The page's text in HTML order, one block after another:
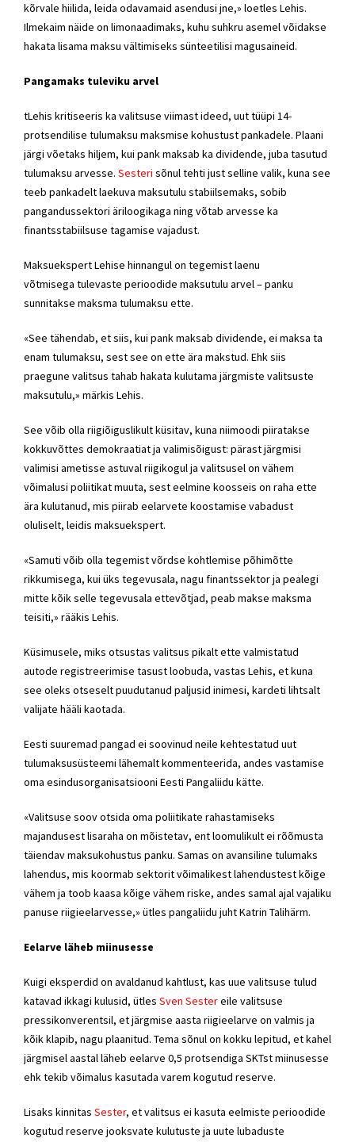
kõrvale hiilida, leida odavamaid asendusi jne,» loetles Lehis.
Ilmekaim näide on limonaadimaks, kuhu suhkru asemel võidakse
hakata lisama maksu vältimiseks sünteetilisi magusaineid.
Pangamaks tuleviku arvel
tLehis kritiseeris ka valitsuse viimast ideed, uut tüüpi 14-
protsendilise tulumaksu maksmise kohustust pankadele. Plaani
järgi võetaks hiljem, kui pank maksab ka dividende, juba tasutud
tulumaksu arvesse. Sesteri sõnul tehti just selline valik, kuna see
teeb pankadelt laekuva maksutulu stabiilsemaks, sobib
pangandussektori äriloogikaga ning võtab arvesse ka
finantsstabiilsuse tagamise vajadust.
Maksuekspert Lehise hinnangul on tegemist laenu
võtmisega tulevaste perioodide maksutulu arvel – panku
sunnitakse maksma tulumaksu ette.
«See tähendab, et siis, kui pank maksab dividende, ei maksa ta
enam tulumaksu, sest see on ette ära makstud. Ehk siis
praegune valitsus tahab hakata kulutama järgmiste valitsuste
maksutulu,» märkis Lehis.
See võib olla riigiõiguslikult küsitav, kuna niimoodi piiratakse
kokkuvõttes demokraatiat ja valimisõigust: pärast järgmisi
valimisi ametisse astuval riigikogul ja valitsusel on vähem
võimalusi poliitikat muuta, sest eelmine koosseis on raha ette
ära kulutanud, mis piirab eelarvete koostamise vabadust
oluliselt, leidis maksuekspert.
«Samuti võib olla tegemist võrdse kohtlemise põhimõtte
rikkumisega, kui üks tegevusala, nagu finantssektor ja pealegi
mitte kõik selle tegevusala ettevõtjad, peab makse maksma
teisiti,» rääkis Lehis.
Küsimusele, miks otsustas valitsus pikalt ette valmistatud
autode registreerimise tasust loobuda, vastas Lehis, et kuna
see oleks otseselt puudutanud paljusid inimesi, kardeti lihtsalt
valijate hääli kaotada.
Eesti suuremad pangad ei soovinud neile kehtestatud uut
tulumaksusüsteemi lähemalt kommenteerida, andes vastamise
oma esindusorganisatsiooni Eesti Pangaliidu kätte.
«Valitsuse soov otsida oma poliitikate rahastamiseks
majandusest lisaraha on mõistetav, ent loomulikult ei rõõmusta
täiendav maksukohustus panku. Samas on avansiline tulumaks
lahendus, mis koormab sektorit võimalikest lahendustest kõige
vähem ja toob kaasa kõige vähem riske, andes samal ajal vajaliku
panuse riigieelarvesse,» ütles pangaliidu juht Katrin Talihärm.
Eelarve läheb miinusesse
Kuigi eksperdid on avaldanud kahtlust, kas uue valitsuse tulud
katavad ikkagi kulusid, ütles Sven Sestereile valitsuse
pressikonverentsil, et järgmise aasta riigieelarve on valmis ja
kõik klapib, nagu plaanitud. Tema sõnul on kokku lepitud, et kahel
järgmisel aastal läheb eelarve 0,5 protsendiga SKTst miinusesse
ehk tekib võimalus kasutada varem kogutud reserve.
Lisaks kinnitas Sester, et valitsus ei kasuta eelmiste perioodide
kogutud reserve jooksvate kulutuste ja uute lubaduste